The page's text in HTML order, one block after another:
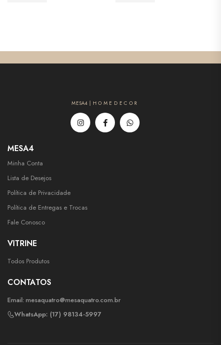
MESA4 | H O M E D E C O R
MESA4
Minha Conta
Lista de Desejos
Política de Privacidade
Política de Entregas e Trocas
Fale Conosco
VITRINE
Todos Produtos
CONTATOS
Email: mesaquatro@mesaquatro.com.br
WhatsApp: (17) 98134-5997